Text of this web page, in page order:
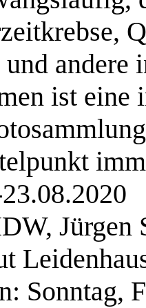
andere
ist eine
Jürgen
Sonntag,